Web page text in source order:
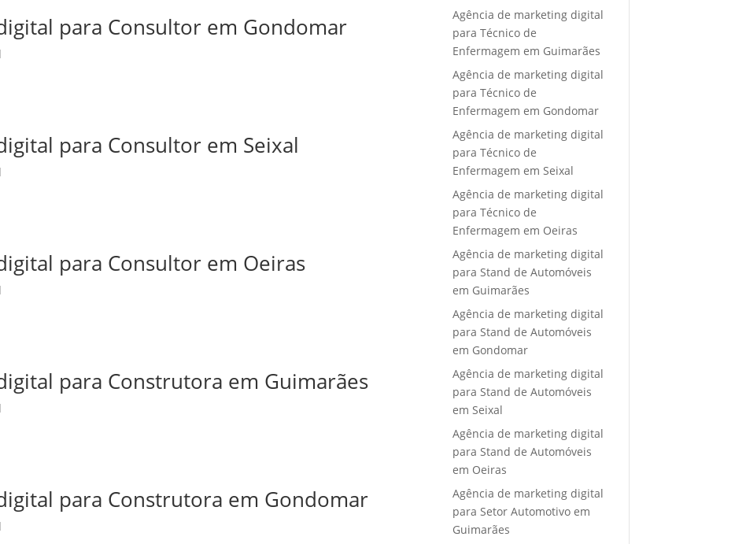
para Consultor em Gondomar
para Consultor em Seixal
para Consultor em Oeiras
para Construtora em Guimarães
para Construtora em Gondomar
Agência de marketing digital
para Técnico de
Enfermagem em Guimarães
Agência de marketing digital
para Técnico de
Enfermagem em Gondomar
Agência de marketing digital
para Técnico de
Enfermagem em Seixal
Agência de marketing digital
para Técnico de
Enfermagem em Oeiras
Agência de marketing digital
para Stand de Automóveis
em Guimarães
Agência de marketing digital
para Stand de Automóveis
em Gondomar
Agência de marketing digital
para Stand de Automóveis
em Seixal
Agência de marketing digital
para Stand de Automóveis
em Oeiras
Agência de marketing digital
para Setor Automotivo em
Guimarães